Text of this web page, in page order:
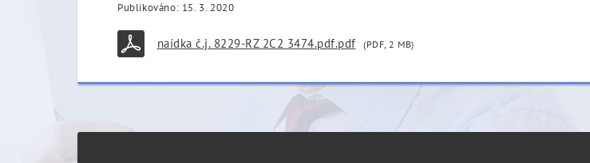
Publikováno: 15. 3. 2020
naídka č.j. 8229-RZ 2C2 3474.pdf.pdf (PDF, 2 MB)